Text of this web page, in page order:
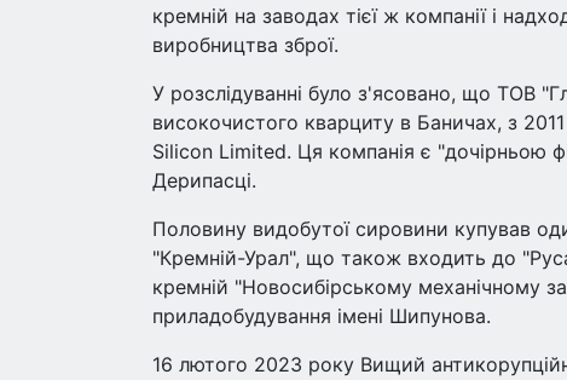
кремній на заводах тієї ж компанії і
виробництва зброї.
У розслідуванні було з'ясовано, що ТОВ
високочистого кварциту в Баничах, з
Silicon Limited. Ця компанія є "дочірньою
Дерипасці.
Половину видобутої сировини купував
"Кремній-Урал", що також входить до
кремній "Новосибірському механічному
приладобудування імені Шипунова.
16 лютого 2023 року Вищий